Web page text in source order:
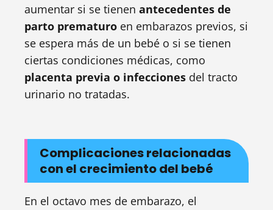
aumentar si se tienen antecedentes de
parto prematuro en embarazos previos, si
se espera más de un bebé o si se tienen
ciertas condiciones médicas, como
placenta previa o infecciones del tracto
urinario no tratadas.
Complicaciones relacionadas
con el crecimiento del bebé
En el octavo mes de embarazo, el